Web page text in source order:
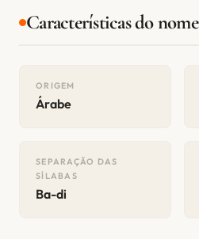
Características do nome
ORIGEM
Árabe
SEPARAÇÃO DAS
SÍLABAS
Ba-di